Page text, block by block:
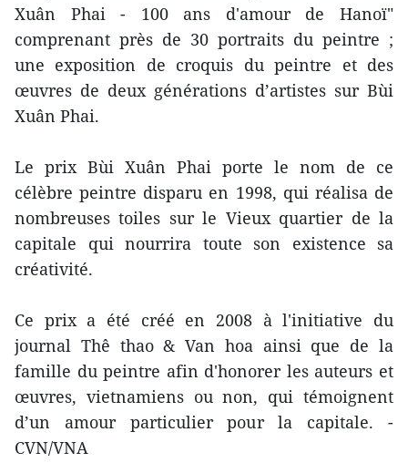
Xuân Phai - 100 ans d'amour de Hanoï"
comprenant près de 30 portraits du peintre ;
une exposition de croquis du peintre et des
œuvres de deux générations d’artistes sur Bùi
Xuân Phai.
Le prix Bùi Xuân Phai porte le nom de ce
célèbre peintre disparu en 1998, qui réalisa de
nombreuses toiles sur le Vieux quartier de la
capitale qui nourrira toute son existence sa
créativité.
Ce prix a été créé en 2008 à l'initiative du
journal Thê thao & Van hoa ainsi que de la
famille du peintre afin d'honorer les auteurs et
œuvres, vietnamiens ou non, qui témoignent
d’un amour particulier pour la capitale. -
CVN/VNA